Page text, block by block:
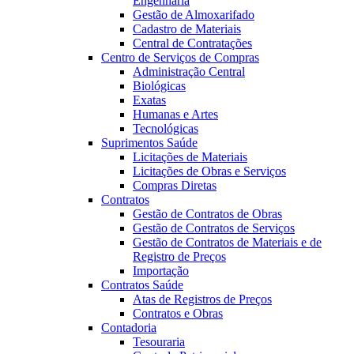
Gestão de Almoxarifado
Cadastro de Materiais
Central de Contratações
Centro de Serviços de Compras
Administração Central
Biológicas
Exatas
Humanas e Artes
Tecnológicas
Suprimentos Saúde
Licitações de Materiais
Licitações de Obras e Serviços
Compras Diretas
Contratos
Gestão de Contratos de Obras
Gestão de Contratos de Serviços
Gestão de Contratos de Materiais e de
Registro de Preços
Importação
Contratos Saúde
Atas de Registros de Preços
Contratos e Obras
Contadoria
Tesouraria